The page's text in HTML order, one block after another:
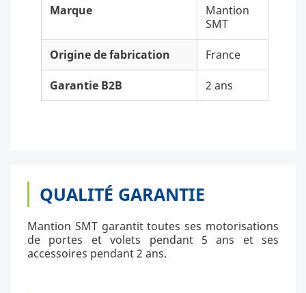
Marque
Mantion
SMT
Origine de fabrication France
Garantie B2B 2 ans
QUALITÉ GARANTIE
Mantion SMT garantit toutes ses motorisations
de portes et volets pendant 5 ans et ses
accessoires pendant 2 ans.